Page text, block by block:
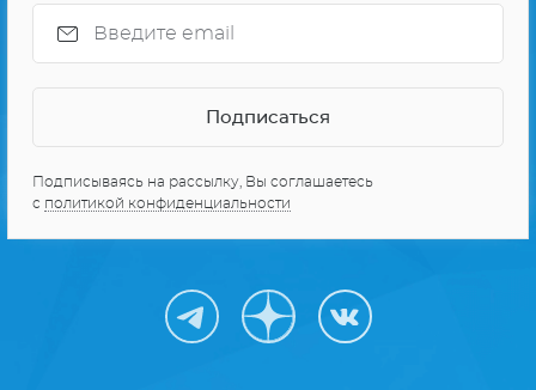
Подписываясь на рассылку, Вы соглашаетесь
с политикой конфиденциальности